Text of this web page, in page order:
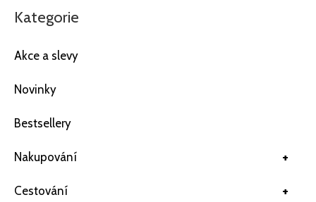
Kategorie
Akce a slevy
Novinky
Bestsellery
+
Nakupování
+
Cestování